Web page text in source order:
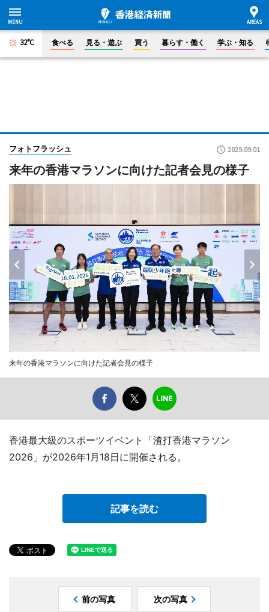
32°C 食べる 見る・遊ぶ 買う 暮らす・働く 学ぶ・知る
フォトフラッシュ 2025.09.01
来年の香港マラソンに向けた記者会見の様子
来年の香港マラソンに向けた記者会見の様子
香港最大級のスポーツイベント「渣打香港マラソン
2026」が2026年1月18日に開催される。
記事を読む
前の写真 次の写真